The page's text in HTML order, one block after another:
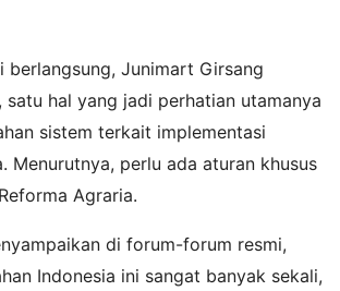
berlangsung, Junimart Girsang
satu hal yang jadi perhatian utamanya
sistem terkait implementasi
Menurutnya, perlu ada aturan khusus
Agraria.
di forum-forum resmi,
Indonesia ini sangat banyak sekali,